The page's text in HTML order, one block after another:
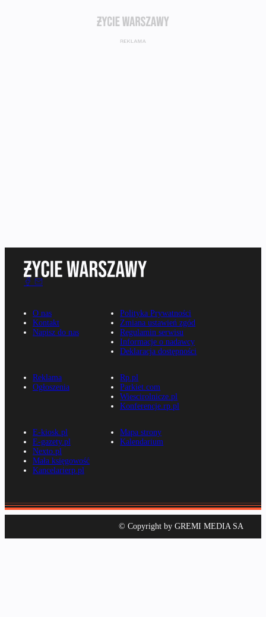
O nas
Kontakt
Napisz do nas
Polityka Prywatności
Zmiana ustawień zgód
Regulamin serwisu
Informacje o nadawcy
Deklaracja dostępności
Reklama
Ogłoszenia
Rp.pl
Parkiet.com
Wiescirolnicze.pl
Konferencje.rp.pl
E-kiosk.pl
E-gazety.pl
Nexto.pl
Mała księgowość
Kancelarierp.pl
Mapa strony
Kalendarium
© Copyright by GREMI MEDIA SA